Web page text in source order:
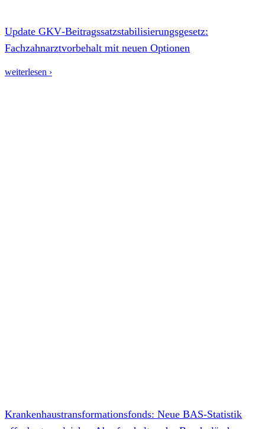
Update GKV‑Beitragssatzstabilisierungsgesetz:
Fachzahnarztvorbehalt mit neuen Optionen
weiterlesen ›
Krankenhaustransformationsfonds: Neue BAS-Statistik